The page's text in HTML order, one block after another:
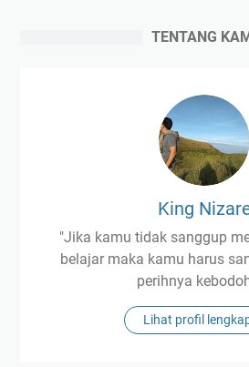
TENTANG KAMI
King
"Jika kamu tidak sanggup
belajar maka kamu harus
perihnya
Lihat profil